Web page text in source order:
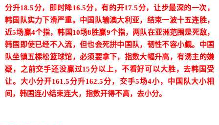
分升18.5分，即时降16.5分，有的开17.5分，让步最深的一次，
韩国队实力下滑严重。中国队输澳大利亚，结束一波十五连胜，
近5场赢4个指，韩国10场8胜赢9个指，两队在亚洲范围是死敌，
韩国即使已经不入流，但也会死拼中国队，韧性不容小觑。中国
队坐镇五棵松篮球馆，必须要拿下，指数大幅升高，有诱主的嫌
疑，之前交手还没赢过15分以上，不看好可以大胜，去韩国受
让。大小分开161.5分升162.5分，交手5场4小，中国队大小相
间，韩国连小结束连大，指数开得不高，去小分。